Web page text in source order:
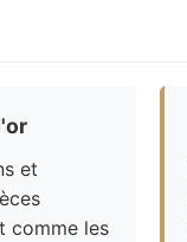
et
comme les